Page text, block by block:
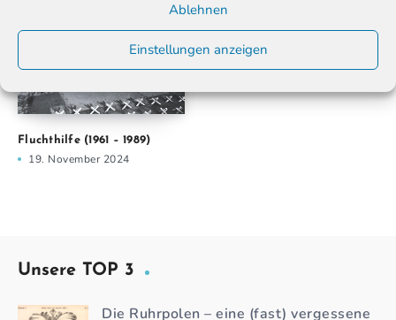
Ablehnen
Einstellungen anzeigen
Fluchthilfe (1961 – 1989)
19. November 2024
Unsere TOP 3
Die Ruhrpolen – eine (fast) vergessene